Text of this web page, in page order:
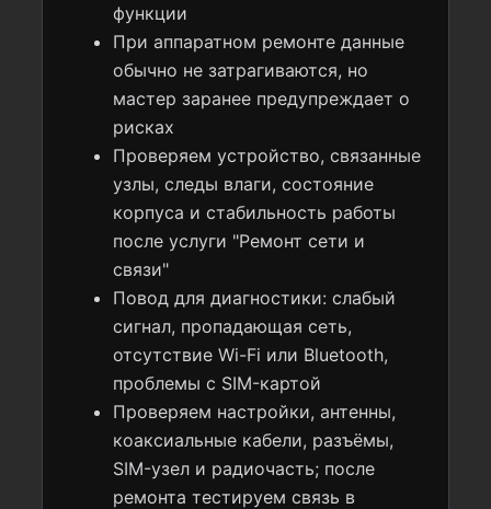
функции
При аппаратном ремонте данные
обычно не затрагиваются, но
мастер заранее предупреждает о
рисках
Проверяем устройство, связанные
узлы, следы влаги, состояние
корпуса и стабильность работы
после услуги "Ремонт сети и
связи"
Повод для диагностики: слабый
сигнал, пропадающая сеть,
отсутствие Wi-Fi или Bluetooth,
проблемы с SIM-картой
Проверяем настройки, антенны,
коаксиальные кабели, разъёмы,
SIM-узел и радиочасть; после
ремонта тестируем связь в